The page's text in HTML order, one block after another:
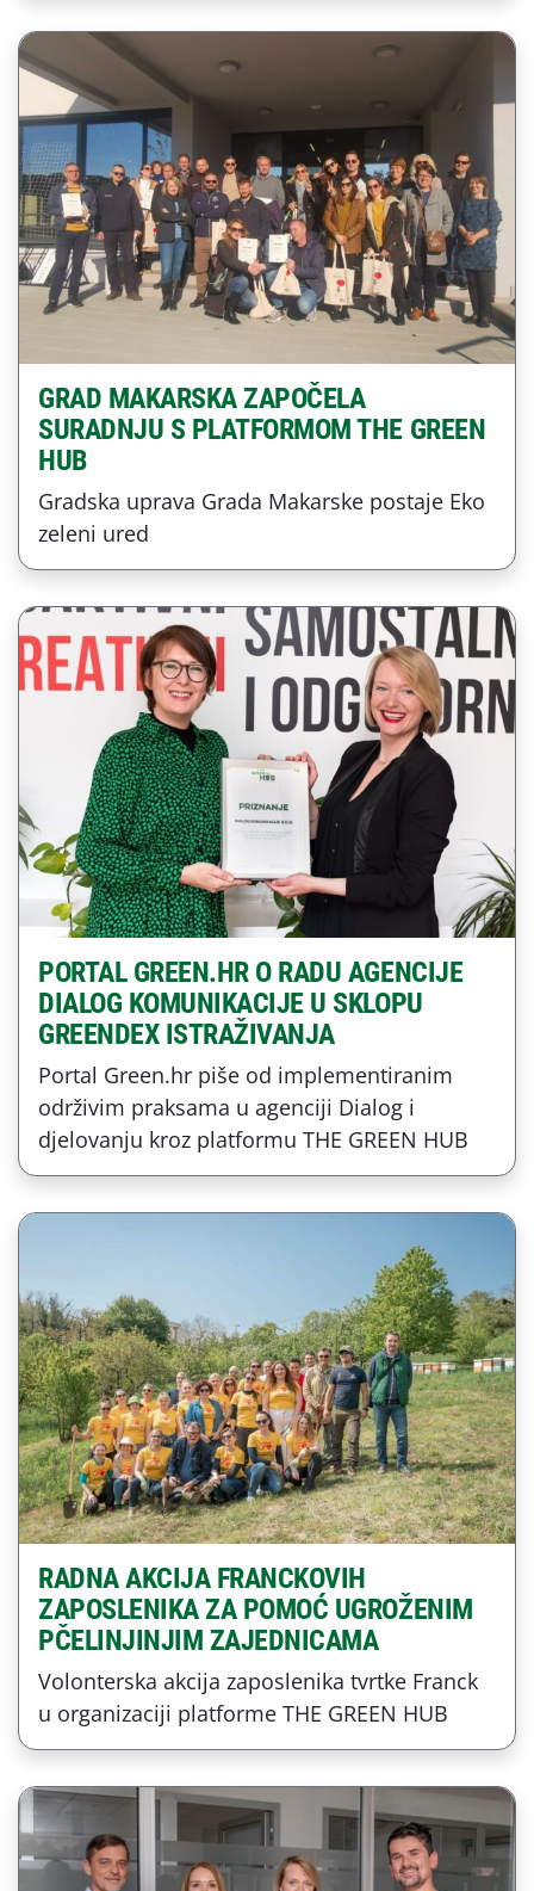
GRAD MAKARSKA ZAPOČELA
SURADNJU S PLATFORMOM THE GREEN
HUB
Gradska uprava Grada Makarske postaje Eko
zeleni ured
PORTAL GREEN.HR O RADU AGENCIJE
DIALOG KOMUNIKACIJE U SKLOPU
GREENDEX ISTRAŽIVANJA
Portal Green.hr piše od implementiranim
održivim praksama u agenciji Dialog i
djelovanju kroz platformu THE GREEN HUB
RADNA AKCIJA FRANCKOVIH
ZAPOSLENIKA ZA POMOĆ UGROŽENIM
PČELINJINJIM ZAJEDNICAMA
Volonterska akcija zaposlenika tvrtke Franck
u organizaciji platforme THE GREEN HUB